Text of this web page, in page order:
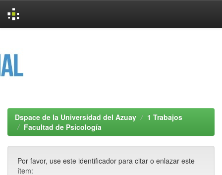
Dspace de la Universidad del Azuay
1 Trabajos
Facultad de Psicología
Por favor, use este identificador para citar o enlazar este
ítem: